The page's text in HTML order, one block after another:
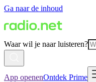
Ga naar de inhoud
Waar wil je naar luisteren?
App openenOntdek Prime